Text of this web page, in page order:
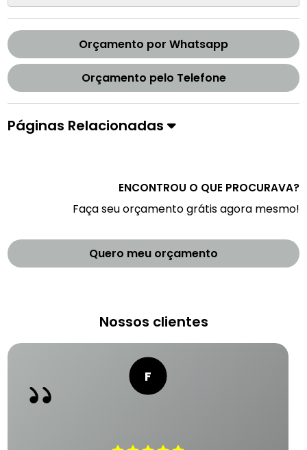
Orçamento por Whatsapp
Orçamento pelo Telefone
Páginas Relacionadas
ENCONTROU O QUE PROCURAVA?
Faça seu orçamento grátis agora mesmo!
Quero meu orçamento
Nossos clientes